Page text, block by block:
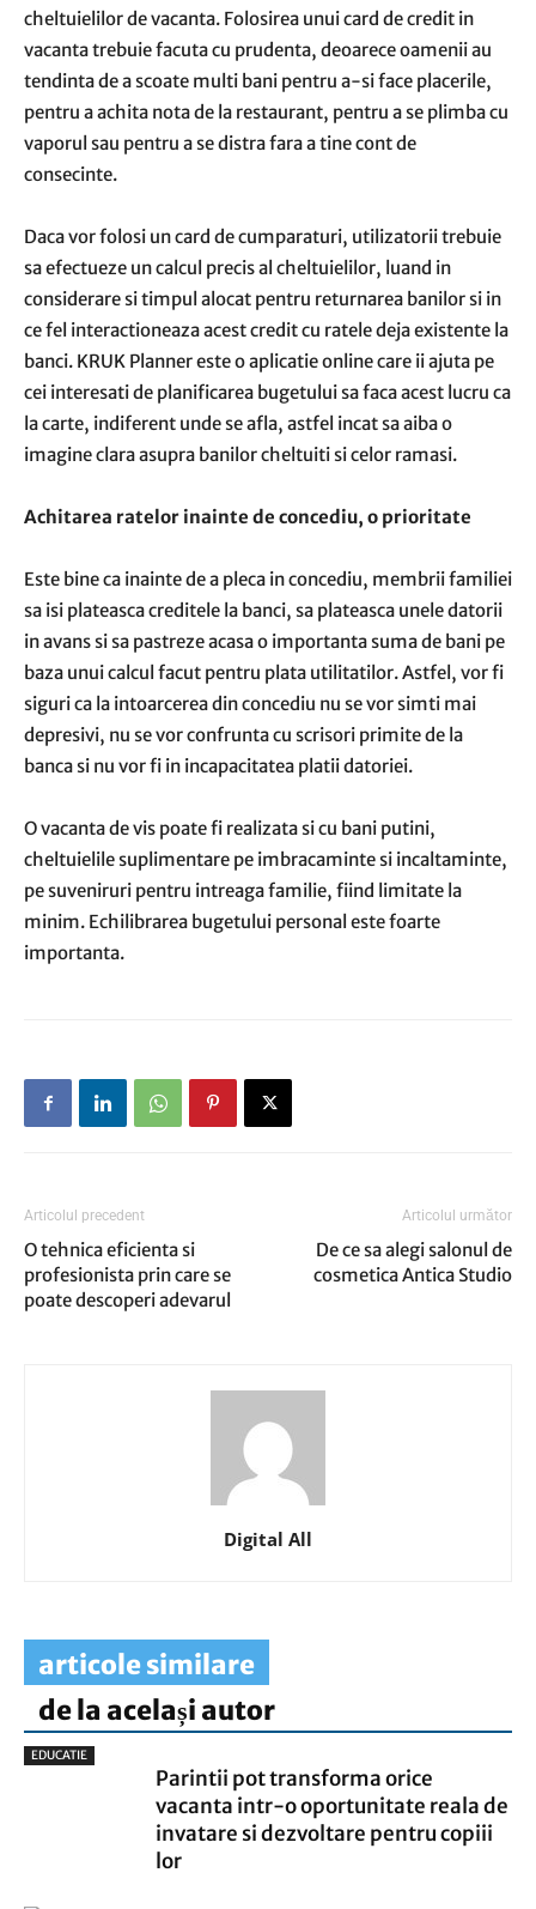
cheltuielilor de vacanta. Folosirea unui card de credit in
vacanta trebuie facuta cu prudenta, deoarece oamenii au
tendinta de a scoate multi bani pentru a-si face placerile,
pentru a achita nota de la restaurant, pentru a se plimba cu
vaporul sau pentru a se distra fara a tine cont de
consecinte.
Daca vor folosi un card de cumparaturi, utilizatorii trebuie
sa efectueze un calcul precis al cheltuielilor, luand in
considerare si timpul alocat pentru returnarea banilor si in
ce fel interactioneaza acest credit cu ratele deja existente la
banci. KRUK Planner este o aplicatie online care ii ajuta pe
cei interesati de planificarea bugetului sa faca acest lucru ca
la carte, indiferent unde se afla, astfel incat sa aiba o
imagine clara asupra banilor cheltuiti si celor ramasi.
Achitarea ratelor inainte de concediu, o prioritate
Este bine ca inainte de a pleca in concediu, membrii familiei
sa isi plateasca creditele la banci, sa plateasca unele datorii
in avans si sa pastreze acasa o importanta suma de bani pe
baza unui calcul facut pentru plata utilitatilor. Astfel, vor fi
siguri ca la intoarcerea din concediu nu se vor simti mai
depresivi, nu se vor confrunta cu scrisori primite de la
banca si nu vor fi in incapacitatea platii datoriei.
O vacanta de vis poate fi realizata si cu bani putini,
cheltuielile suplimentare pe imbracaminte si incaltaminte,
pe suveniruri pentru intreaga familie, fiind limitate la
minim. Echilibrarea bugetului personal este foarte
importanta.
Articolul precedent
O tehnica eficienta si
profesionista prin care se
poate descoperi adevarul
Articolul următor
De ce sa alegi salonul de
cosmetica Antica Studio
Digital All
articole similare
de la același autor
EDUCATIE
Parintii pot transforma orice
vacanta intr-o oportunitate reala de
invatare si dezvoltare pentru copiii
lor